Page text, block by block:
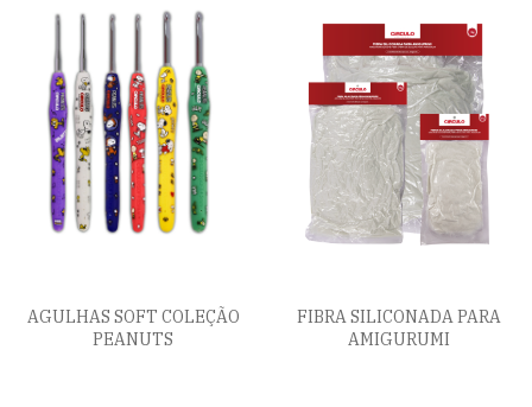
AGULHAS SOFT COLEÇÃO
PEANUTS
FIBRA SILICONADA PARA
AMIGURUMI